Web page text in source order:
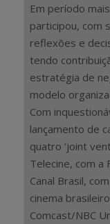
Em período
participou, com
reflexões e
tendo
estratégia de
modelo
Com
lançamento de
quatro ‘joint
Telecine, com a
Canal Brasil,
cinema
Comcast/NBC